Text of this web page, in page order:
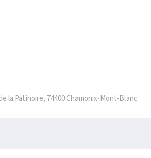
la Patinoire, 74400 Chamonix-Mont-Blanc